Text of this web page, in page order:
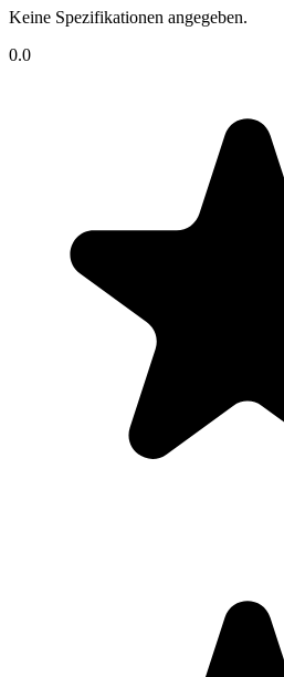
Keine Spezifikationen angegeben.
0.0